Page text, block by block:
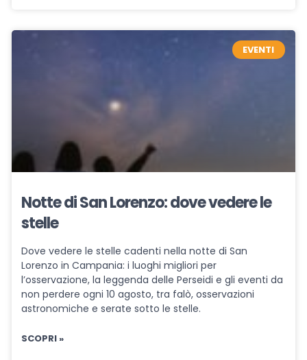
EVENTI
Notte di San Lorenzo: dove vedere le
stelle
Dove vedere le stelle cadenti nella notte di San
Lorenzo in Campania: i luoghi migliori per
l’osservazione, la leggenda delle Perseidi e gli eventi da
non perdere ogni 10 agosto, tra falò, osservazioni
astronomiche e serate sotto le stelle.
SCOPRI »